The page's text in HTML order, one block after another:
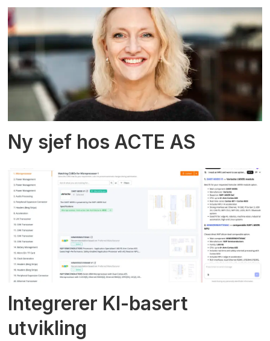
Ny sjef hos ACTE AS
Integrerer KI-basert
utvikling